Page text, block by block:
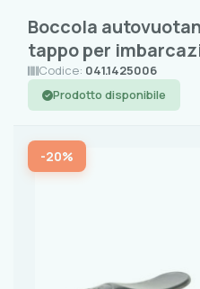
Boccola
tappo per
Codice: 041.1425006
Prodotto disponibile
-20%